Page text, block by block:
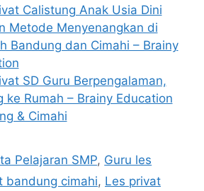
Calistung Anak Usia Dini
Metode Menyenangkan di
Bandung dan Cimahi – Brainy
SD Guru Berpengalaman,
ke Rumah – Brainy Education
& Cimahi
Pelajaran SMP, Guru les
bandung cimahi, Les privat